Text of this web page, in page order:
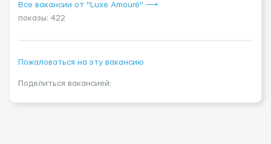
Все вакансии от "Luxe Amouré" ⟶
показы: 422
Пожаловаться на эту вакансию
Поделиться вакансией: